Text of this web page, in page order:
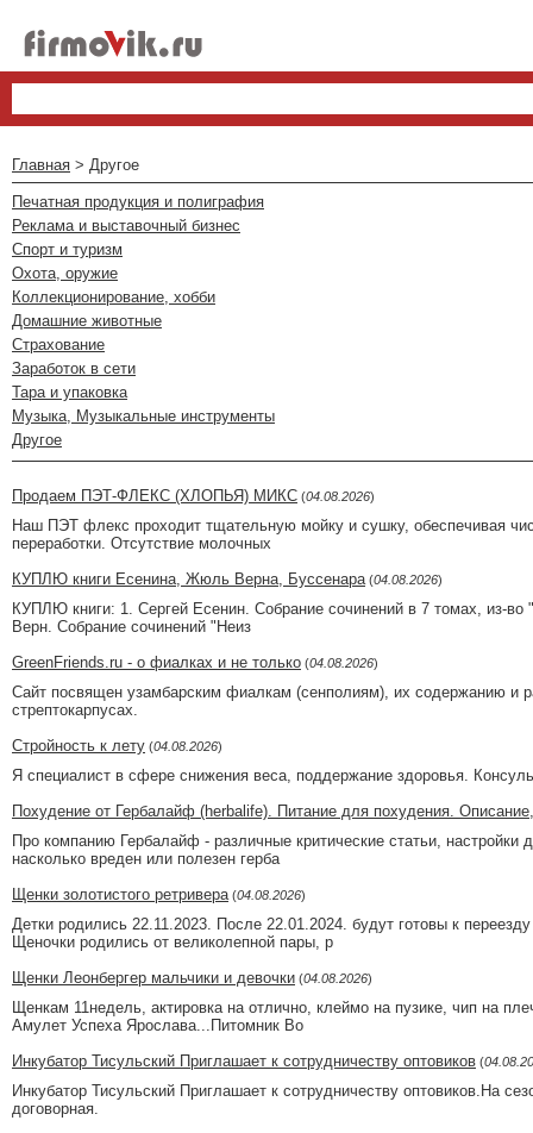
Главная > Другое
Печатная продукция и полиграфия
Реклама и выставочный бизнес
Спорт и туризм
Охота, оружие
Коллекционирование, хобби
Домашние животные
Страхование
Заработок в сети
Тара и упаковка
Музыка, Музыкальные инструменты
Другое
Продаем ПЭТ-ФЛЕКС (ХЛОПЬЯ) МИКС (04.08.2026)
Наш ПЭТ флекс проходит тщательную мойку и сушку, обеспечивая
переработки. Отсутствие молочных
КУПЛЮ книги Есенина, Жюль Верна, Буссенара (04.08.2026)
КУПЛЮ книги: 1. Сергей Есенин. Собрание сочинений в 7 томах, из-
Верн. Собрание сочинений "Неиз
GreenFriends.ru - о фиалках и не только (04.08.2026)
Сайт посвящен узамбарским фиалкам (сенполиям), их содержанию и
стрептокарпусах.
Стройность к лету (04.08.2026)
Я специалист в сфере снижения веса, поддержание здоровья.
Похудение от Гербалайф (herbalife). Питание для похудения.
Про компанию Гербалайф - различные критические статьи,
насколько вреден или полезен герба
Щенки золотистого ретривера (04.08.2026)
Детки родились 22.11.2023. После 22.01.2024. будут готовы к
Щеночки родились от великолепной пары, р
Щенки Леонбергер мальчики и девочки (04.08.2026)
Щенкам 11недель, актировка на отлично, клеймо на пузике, чип на
Амулет Успеха Ярослава...Питомник Bo
Инкубатор Тисульский Приглашает к сотрудничеству оптовиков (
Инкубатор Тисульский Приглашает к сотрудничеству оптовиков.На
договорная.